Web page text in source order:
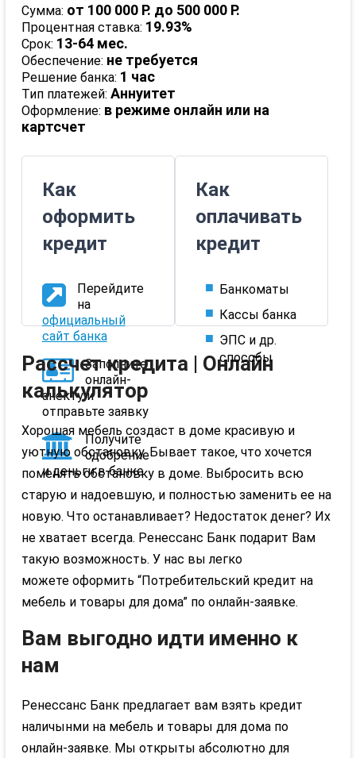
Сумма: от 100 000 Р. до 500 000 Р.
Процентная ставка: 19.93%
Срок: 13-64 мес.
Обеспечение: не требуется
Решение банка: 1 час
Тип платежей: Аннуитет
Оформление: в режиме онлайн или на
картсчет
Как
оформить
кредит
Перейдите
на
официальный
сайт банка
Заполните
онлайн-
анекту и
отправьте заявку
Получите
одобрение
и деньги в банке
Как
оплачивать
кредит
Банкоматы
Кассы банка
ЭПС и др.
способы
Рассчет кредита | Онлайн
калькулятор
Хорошая мебель создаст в доме красивую и
уютную обстановку. Бывает такое, что хочется
поменять обстановку в доме. Выбросить всю
старую и надоевшую, и полностью заменить ее на
новую. Что останавливает? Недостаток денег? Их
не хватает всегда. Ренессанс Банк подарит Вам
такую возможность. У нас вы легко
можете оформить “Потребительский кредит на
мебель и товары для дома” по онлайн-заявке.
Вам выгодно идти именно к
нам
Ренессанс Банк предлагает вам взять кредит
наличынми на мебель и товары для дома по
онлайн-заявке. Мы открыты абсолютно для